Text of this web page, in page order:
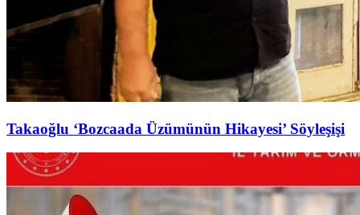
Takaoğlu ‘Bozcaada Üzümünün Hikayesi’ Söyleşişi